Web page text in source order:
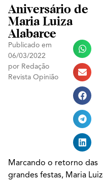
Aniversário de
Maria Luiza
Alabarce
Publicado em
06/03/2022
por Redação
Revista Opinião
Marcando o retorno das
grandes festas, Maria